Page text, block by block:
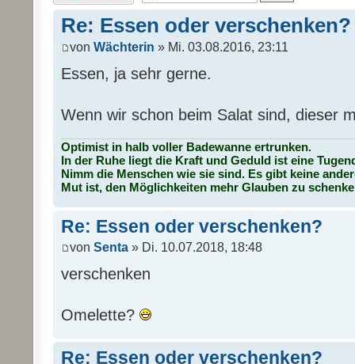
Re: Essen oder verschenken?
von Wächterin » Mi. 03.08.2016, 23:11
Essen, ja sehr gerne.
Wenn wir schon beim Salat sind, dieser
Optimist in halb voller Badewanne ertrunken.
In der Ruhe liegt die Kraft und Geduld ist eine
Nimm die Menschen wie sie sind. Es gibt keine
Mut ist, den Möglichkeiten mehr Glauben zu
Re: Essen oder verschenken?
von Senta » Di. 10.07.2018, 18:48
verschenken
Omelette?
Re: Essen oder verschenken?